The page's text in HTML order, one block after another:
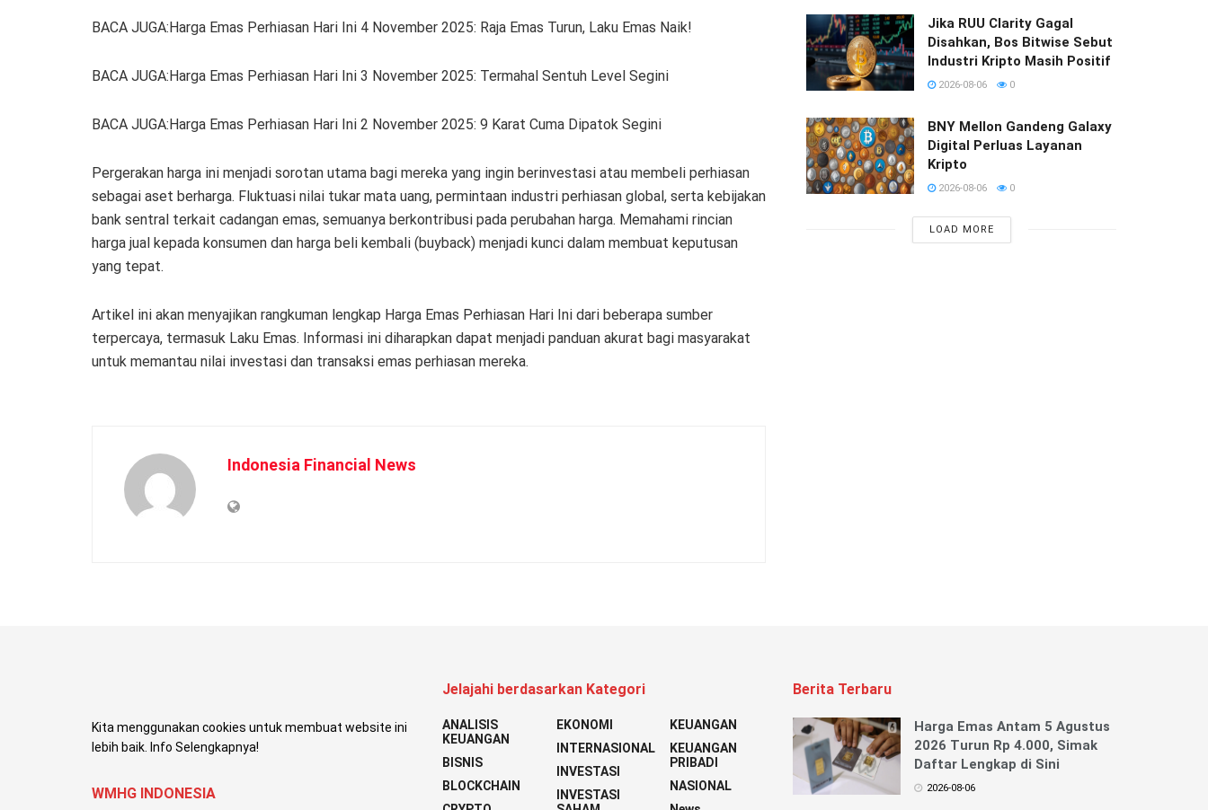
BACA JUGA:Harga Emas Perhiasan Hari Ini 4 November 2025: Raja Emas Turun, Laku Emas Naik!
BACA JUGA:Harga Emas Perhiasan Hari Ini 3 November 2025: Termahal Sentuh Level Segini
BACA JUGA:Harga Emas Perhiasan Hari Ini 2 November 2025: 9 Karat Cuma Dipatok Segini
Pergerakan harga ini menjadi sorotan utama bagi mereka yang ingin berinvestasi atau membeli perhiasan
sebagai aset berharga. Fluktuasi nilai tukar mata uang, permintaan industri perhiasan global, serta kebijakan
bank sentral terkait cadangan emas, semuanya berkontribusi pada perubahan harga. Memahami rincian
harga jual kepada konsumen dan harga beli kembali (buyback) menjadi kunci dalam membuat keputusan
yang tepat.
Artikel ini akan menyajikan rangkuman lengkap Harga Emas Perhiasan Hari Ini dari beberapa sumber
terpercaya, termasuk Laku Emas. Informasi ini diharapkan dapat menjadi panduan akurat bagi masyarakat
untuk memantau nilai investasi dan transaksi emas perhiasan mereka.
Indonesia Financial News
Jika RUU Clarity Gagal
Disahkan, Bos Bitwise Sebut
Industri Kripto Masih Positif
2026-08-06 0
BNY Mellon Gandeng Galaxy
Digital Perluas Layanan
Kripto
2026-08-06 0
LOAD MORE
Kita menggunakan cookies untuk membuat website ini
lebih baik. Info Selengkapnya!
WMHG INDONESIA
Jelajahi berdasarkan Kategori
ANALISIS
KEUANGAN
BISNIS
BLOCKCHAIN
EKONOMI
INTERNASIONAL
INVESTASI
INVESTASI
KEUANGAN
KEUANGAN
PRIBADI
NASIONAL
Berita Terbaru
Harga Emas Antam 5 Agustus
2026 Turun Rp 4.000, Simak
Daftar Lengkap di Sini
2026-08-06